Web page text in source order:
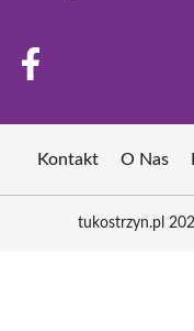
Kontakt O Nas
tukostrzyn.pl